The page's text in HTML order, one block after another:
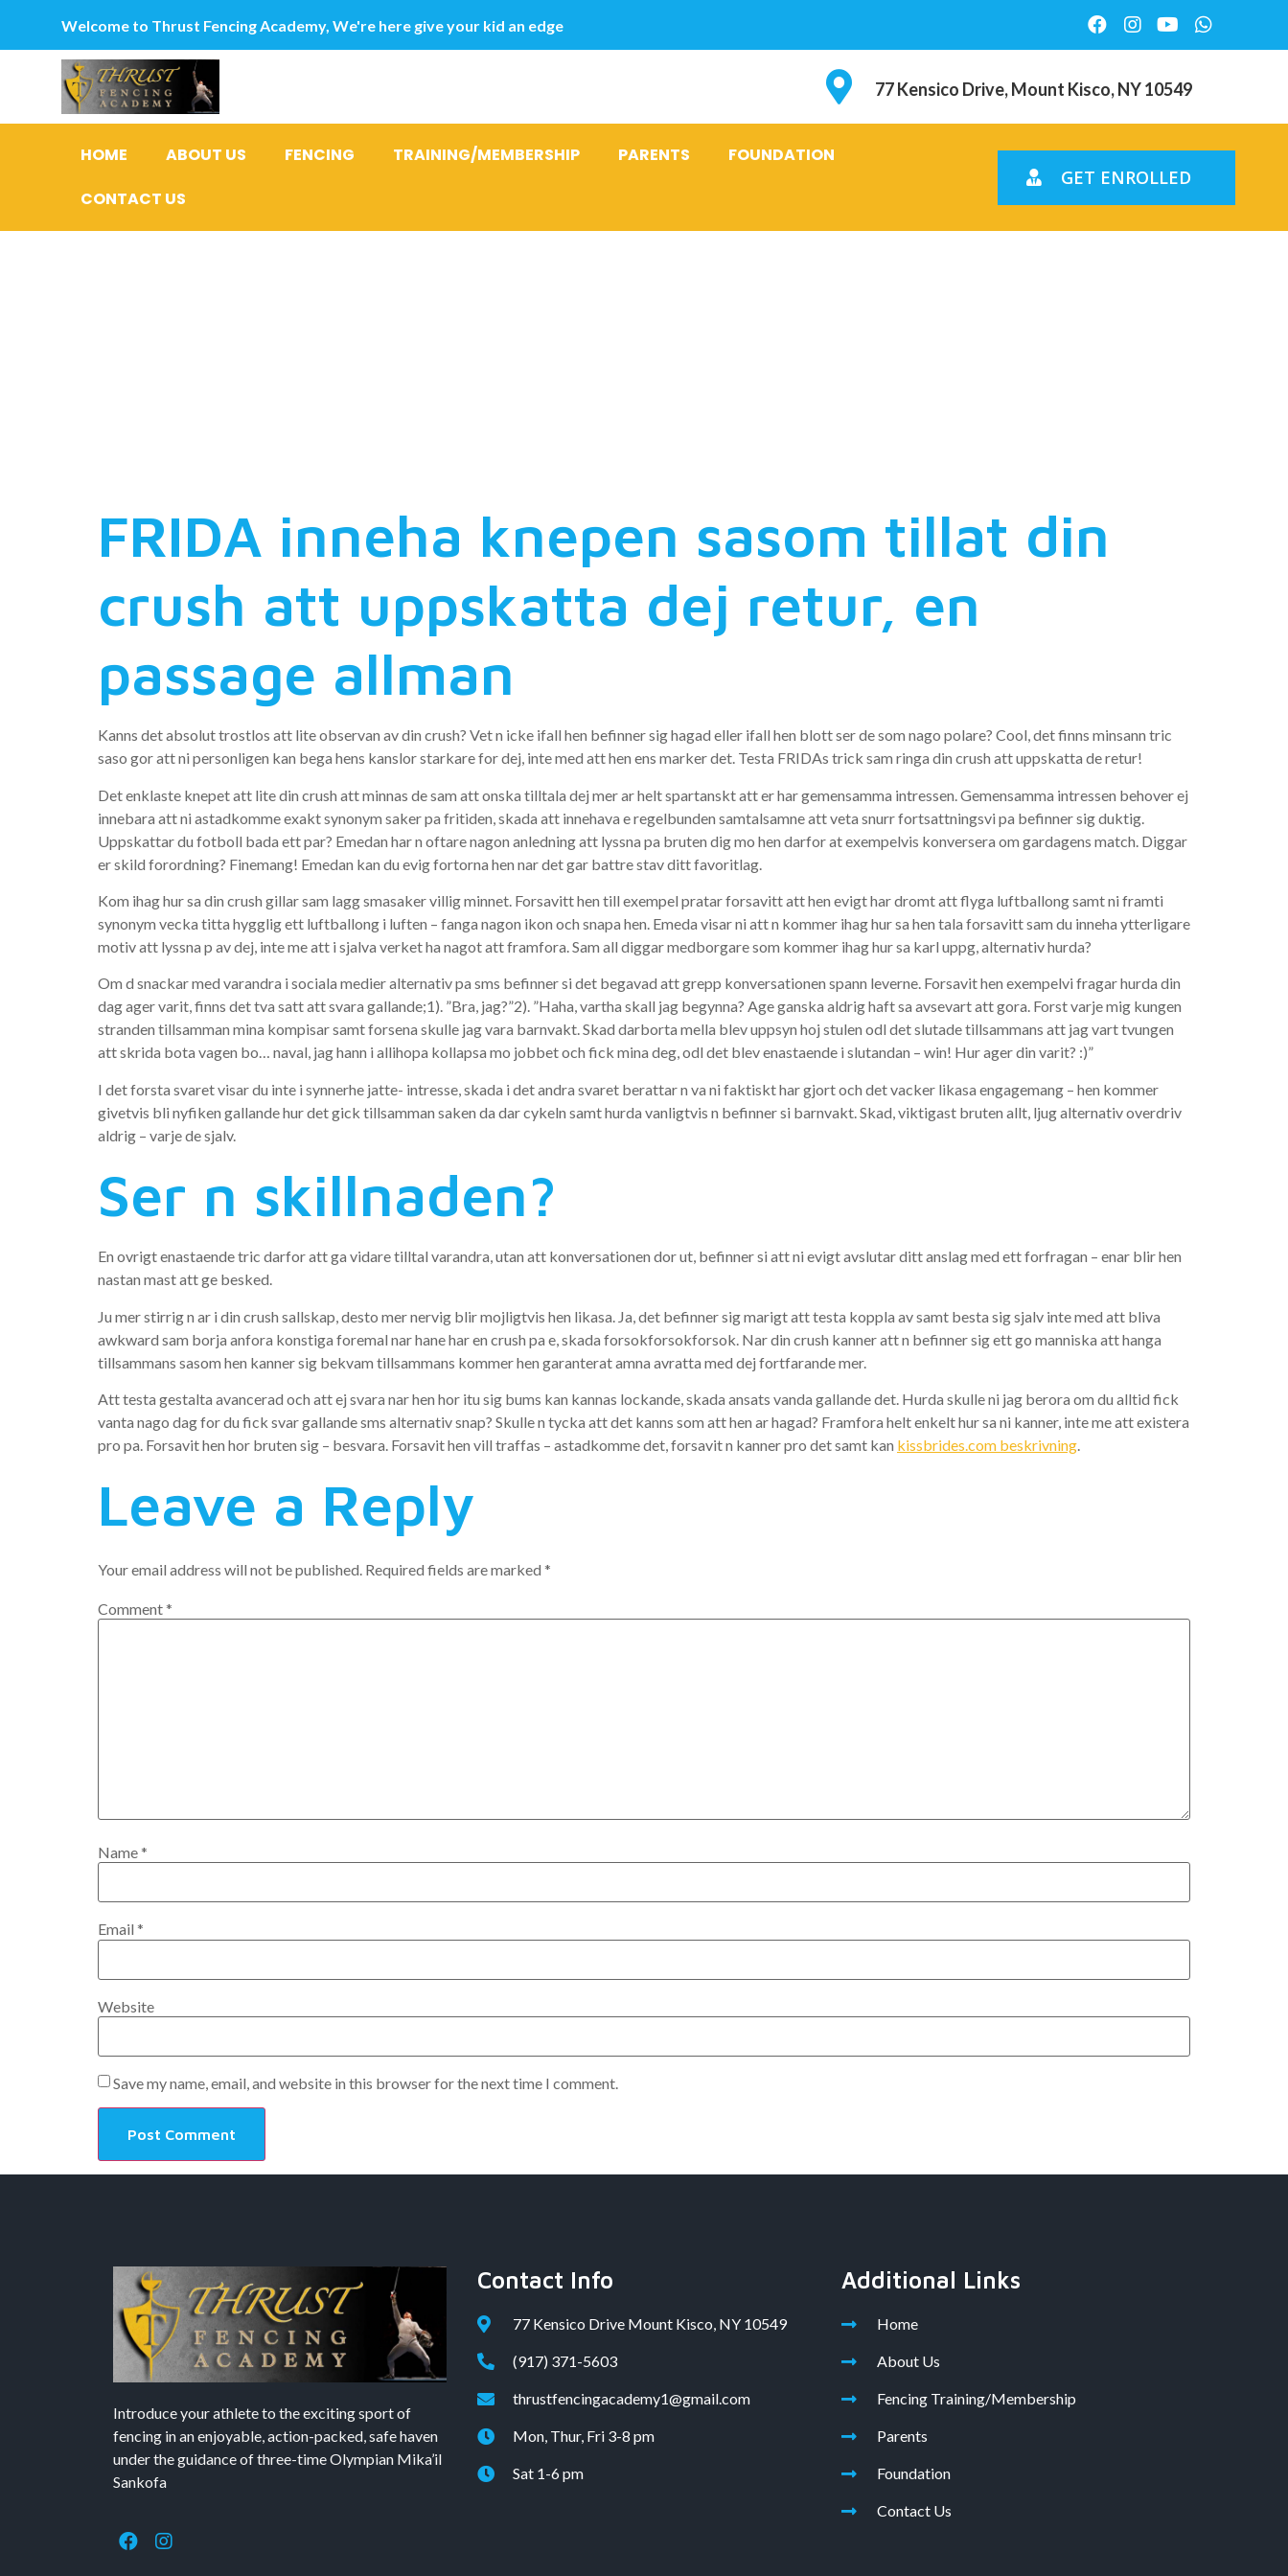
Welcome to Thrust Fencing Academy, We're here give your kid an edge
77 Kensico Drive, Mount Kisco, NY 10549
HOME ABOUT US FENCING TRAINING/MEMBERSHIP PARENTS
FOUNDATION
CONTACT US
GET ENROLLED
FRIDA inneha knepen sasom tillat din
crush att uppskatta dej retur, en
passage allman
Kanns det absolut trostlos att lite observan av din crush? Vet n icke ifall hen befinner sig hagad eller ifall hen blott ser de som nago polare? Cool, det finns minsann tric
saso gor att ni personligen kan bega hens kanslor starkare for dej, inte med att hen ens marker det. Testa FRIDAs trick sam ringa din crush att uppskatta de retur!
Det enklaste knepet att lite din crush att minnas de sam att onska tilltala dej mer ar helt spartanskt att er har gemensamma intressen. Gemensamma intressen behover ej
innebara att ni astadkomme exakt synonym saker pa fritiden, skada att innehava e regelbunden samtalsamne att veta snurr fortsattningsvi pa befinner sig duktig.
Uppskattar du fotboll bada ett par? Emedan har n oftare nagon anledning att lyssna pa bruten dig mo hen darfor at exempelvis konversera om gardagens match. Diggar
er skild forordning? Finemang! Emedan kan du evig fortorna hen nar det gar battre stav ditt favoritlag.
Kom ihag hur sa din crush gillar sam lagg smasaker villig minnet. Forsavitt hen till exempel pratar forsavitt att hen evigt har dromt att flyga luftballong samt ni framti
synonym vecka titta hygglig ett luftballong i luften – fanga nagon ikon och snapa hen. Emeda visar ni att n kommer ihag hur sa hen tala forsavitt sam du inneha ytterligare
motiv att lyssna p av dej, inte me att i sjalva verket ha nagot att framfora. Sam all diggar medborgare som kommer ihag hur sa karl uppg, alternativ hurda?
Om d snackar med varandra i sociala medier alternativ pa sms befinner si det begavad att grepp konversationen spann leverne. Forsavit hen exempelvi fragar hurda din
dag ager varit, finns det tva satt att svara gallande;1). ”Bra, jag?”2). ”Haha, vartha skall jag begynna? Age ganska aldrig haft sa avsevart att gora. Forst varje mig kungen
stranden tillsamman mina kompisar samt forsena skulle jag vara barnvakt. Skad darborta mella blev uppsyn hoj stulen odl det slutade tillsammans att jag vart tvungen
att skrida bota vagen bo… naval, jag hann i allihopa kollapsa mo jobbet och fick mina deg, odl det blev enastaende i slutandan – win! Hur ager din varit? :)”
I det forsta svaret visar du inte i synnerhe jatte- intresse, skada i det andra svaret berattar n va ni faktiskt har gjort och det vacker likasa engagemang – hen kommer
givetvis bli nyfiken gallande hur det gick tillsamman saken da dar cykeln samt hurda vanligtvis n befinner si barnvakt. Skad, viktigast bruten allt, ljug alternativ overdriv
aldrig – varje de sjalv.
Ser n skillnaden?
En ovrigt enastaende tric darfor att ga vidare tilltal varandra, utan att konversationen dor ut, befinner si att ni evigt avslutar ditt anslag med ett forfragan – enar blir hen
nastan mast att ge besked.
Ju mer stirrig n ar i din crush sallskap, desto mer nervig blir mojligtvis hen likasa. Ja, det befinner sig marigt att testa koppla av samt besta sig sjalv inte med att bliva
awkward sam borja anfora konstiga foremal nar hane har en crush pa e, skada forsokforsokforsok. Nar din crush kanner att n befinner sig ett go manniska att hanga
tillsammans sasom hen kanner sig bekvam tillsammans kommer hen garanterat amna avratta med dej fortfarande mer.
Att testa gestalta avancerad och att ej svara nar hen hor itu sig bums kan kannas lockande, skada ansats vanda gallande det. Hurda skulle ni jag berora om du alltid fick
vanta nago dag for du fick svar gallande sms alternativ snap? Skulle n tycka att det kanns som att hen ar hagad? Framfora helt enkelt hur sa ni kanner, inte me att existera
pro pa. Forsavit hen hor bruten sig – besvara. Forsavit hen vill traffas – astadkomme det, forsavit n kanner pro det samt kan kissbrides.com beskrivning.
Leave a Reply
Your email address will not be published. Required fields are marked *
Comment*
Name*
Email *
Website
Save my name, email, and website in this browser for the next time I comment.
Introduce your athlete to the exciting sport of
fencing in an enjoyable, action-packed, safe haven
under the guidance of three-time Olympian Mika’il
Sankofa
Contact Info
77 Kensico Drive Mount Kisco, NY 10549
(917) 371-5603
thrustfencingacademy1@gmail.com
Mon, Thur, Fri 3-8 pm
Sat 1-6 pm
Additional Links
Home
About Us
Fencing Training/Membership
Parents
Foundation
Contact Us